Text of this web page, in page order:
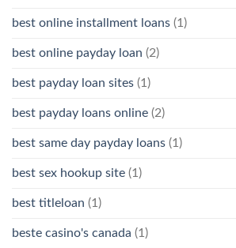
best online installment loans (1)
best online payday loan (2)
best payday loan sites (1)
best payday loans online (2)
best same day payday loans (1)
best sex hookup site (1)
best titleloan (1)
beste casino's canada (1)